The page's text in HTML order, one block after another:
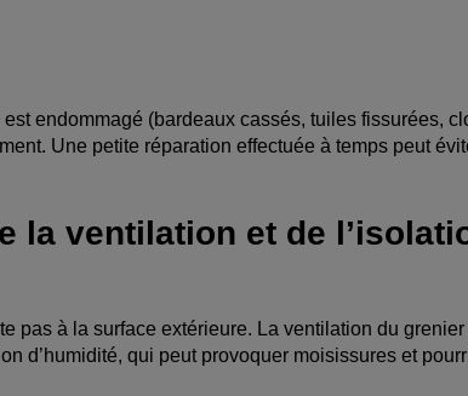
est endommagé (bardeaux cassés, tuiles fissurées,
Une petite réparation effectuée à temps peut
la ventilation et de
pas à la surface extérieure. La ventilation du
d’humidité, qui peut provoquer moisissures et